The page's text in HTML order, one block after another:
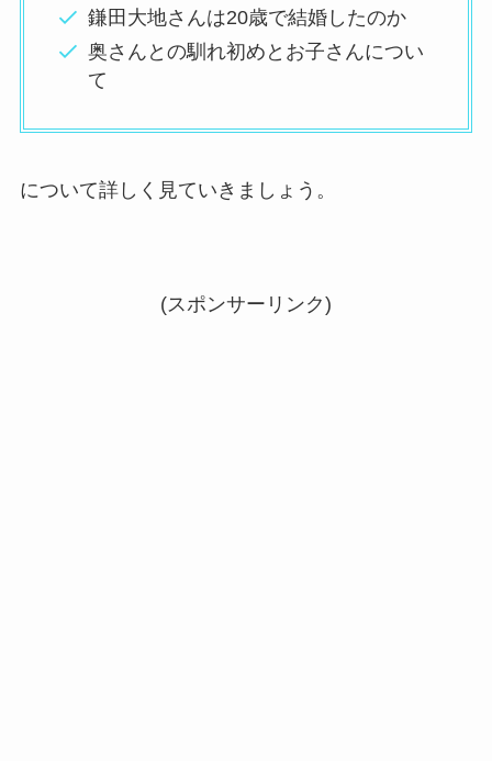
鎌田大地さんは20歳で結婚したのか
奥さんとの馴れ初めとお子さんについ
て
について詳しく見ていきましょう。
(スポンサーリンク)